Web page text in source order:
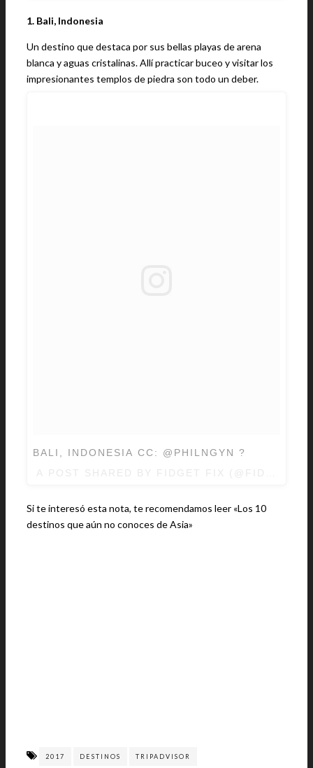
1. Bali, Indonesia
Un destino que destaca por sus bellas playas de arena
blanca y aguas cristalinas. Allí practicar buceo y visitar los
impresionantes templos de piedra son todo un deber.
BALI, INDONESIA CC: @PHILNGYN ?
Si te interesó esta nota, te recomendamos leer «Los 10
destinos que aún no conoces de Asia»
2017 DESTINOS TRIPADVISOR